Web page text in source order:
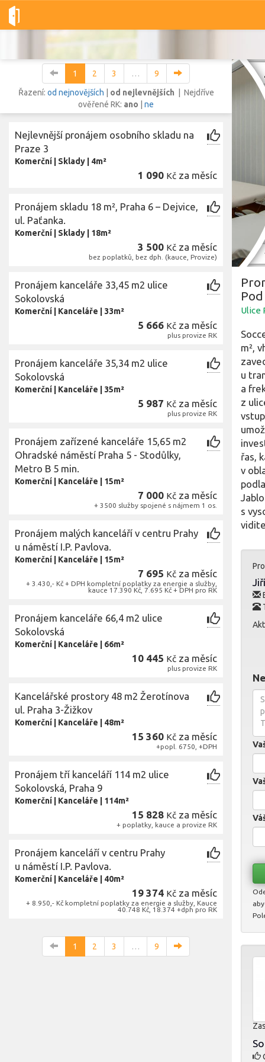
Dobré-nemovitosti.cz obec Praha, okres Hlavní město Praha,
Lokalita
obec Praha,okres Hlavní město Praha, Hlavní město Praha
1 2 3 …
9
Řazení: od nejnovějších od nejlevnějších
| Nejdříve
ověřené RK: ano ne
Nejlevnější pronájem osobního skladu na
Praze 3
Komerční Sklady 4m²
1 090 Kč za měsíc
Pronájem skladu 18 m², Praha 6 – Dejvice,
ul. Paťanka.
Komerční Sklady 18m²
3 500 Kč za měsíc
bez poplatků, bez dph. (kauce, Provize)
Pronájem kanceláře 33,45 m2 ulice
Sokolovská
Komerční Kanceláře 33m²
5 666 Kč za měsíc
plus provize RK
Pronájem kanceláře 35,34 m2 ulice
Sokolovská
Komerční Kanceláře 35m²
5 987 Kč za měsíc
plus provize RK
Pronájem zařízené kanceláře 15,65 m2
Ohradské náměstí Praha 5 - Stodůlky,
Metro B 5 min.
Komerční Kanceláře 15m²
7 000 Kč za měsíc
+ 3500 služby spojené s nájmem 1 os.
Pronájem malých kanceláří v centru Prahy
u náměstí I.P. Pavlova.
Komerční Kanceláře 15m²
7 695 Kč za měsíc
+ 3.430,- Kč + DPH kompletní poplatky za energie a služby,
kauce 17.390 Kč, 7.695 Kč + DPH pro RK
Pronájem kanceláře 66,4 m2 ulice
Sokolovská
Komerční Kanceláře 66m²
10 445 Kč za měsíc
plus provize RK
Kancelářské prostory 48 m2 Žerotínova
ul. Praha 3-Žižkov
Komerční Kanceláře 48m²
15 360 Kč za měsíc
+popl. 6750, +DPH
Pronájem tří kanceláří 114 m2 ulice
Sokolovská, Praha 9
Komerční Kanceláře 114m²
15 828 Kč za měsíc
+ poplatky, kauce a provize RK
Pronájem kanceláří v centru Prahy
u náměstí I.P. Pavlova.
Komerční Kanceláře 40m²
19 374 Kč za měsíc
+ 8.950,- Kč kompletní poplatky za energie a služby, Kauce
40.748 Kč, 18.374 +dph pro RK
1 2 3 … 9
Ulice
m²,
u
a
z
řas,
v
s